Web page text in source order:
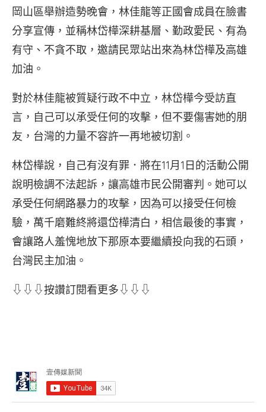
岡山區舉辦造勢晚會，林佳龍等正國會成員在臉書
分享宣傳，並稱林岱樺深耕基層、勤政愛民、有為
有守、不貪不取，邀請民眾站出來為林岱樺及高雄
加油。
對於林佳龍被質疑行政不中立，林岱樺今受訪直
言，自己可以承受任何的攻擊，但不要傷害她的朋
友，台灣的力量不容許一再地被切割。
林岱樺說，自己有沒有罪．將在11月1日的活動公開
說明檢調不法起訴，讓高雄市民公開審判。她可以
承受任何網路暴力的攻擊，因為可以接受任何檢
驗，萬千磨難終將還岱樺清白，相信最後的事實，
會讓路人羞愧地放下那原本要繼續投向我的石頭，
台灣民主加油。
⇩⇩⇩按讚訂閱看更多⇩⇩⇩